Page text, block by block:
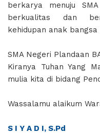
berkarya menuju
berkualitas dan
kehidupan anak bangsa
SMA Negeri Plandaan
Kiranya Tuhan Yang
mulia kita di bidang
Wassalamu alaikum
S I Y A D I, S.Pd